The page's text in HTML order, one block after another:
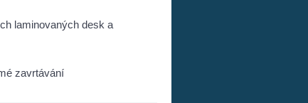
laminovaných desk a
zavrtávání